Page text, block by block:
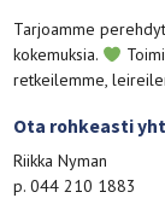
Tarjoamme
kokemuksia.
retkeilemme,
Ota rohkeasti
Riikka Nyman
p. 044 210 1883